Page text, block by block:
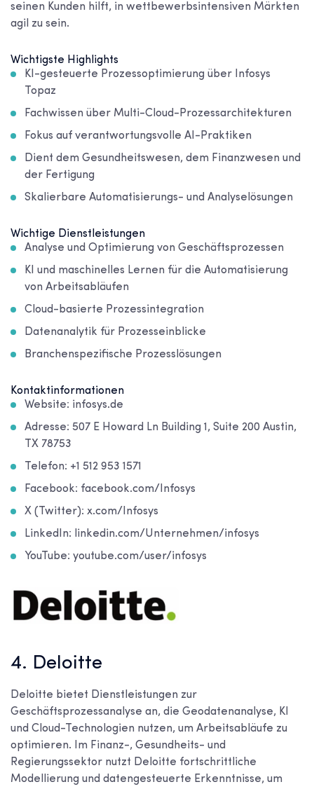
seinen Kunden hilft, in wettbewerbsintensiven Märkten
agil zu sein.
Wichtigste Highlights
KI-gesteuerte Prozessoptimierung über Infosys
Topaz
Fachwissen über Multi-Cloud-Prozessarchitekturen
Fokus auf verantwortungsvolle AI-Praktiken
Dient dem Gesundheitswesen, dem Finanzwesen und
der Fertigung
Skalierbare Automatisierungs- und Analyselösungen
Wichtige Dienstleistungen
Analyse und Optimierung von Geschäftsprozessen
KI und maschinelles Lernen für die Automatisierung
von Arbeitsabläufen
Cloud-basierte Prozessintegration
Datenanalytik für Prozesseinblicke
Branchenspezifische Prozesslösungen
Kontaktinformationen
Website: infosys.de
Adresse: 507 E Howard Ln Building 1, Suite 200 Austin,
TX 78753
Telefon: +1 512 953 1571
Facebook: facebook.com/Infosys
X (Twitter): x.com/Infosys
LinkedIn: linkedin.com/Unternehmen/infosys
YouTube: youtube.com/user/infosys
4. Deloitte
Deloitte bietet Dienstleistungen zur
Geschäftsprozessanalyse an, die Geodatenanalyse, KI
und Cloud-Technologien nutzen, um Arbeitsabläufe zu
optimieren. Im Finanz-, Gesundheits- und
Regierungssektor nutzt Deloitte fortschrittliche
Modellierung und datengesteuerte Erkenntnisse, um